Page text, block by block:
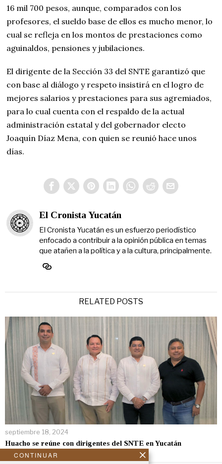
16 mil 700 pesos, aunque, comparados con los
profesores, el sueldo base de ellos es mucho menor, lo
cual se refleja en los montos de prestaciones como
aguinaldos, pensiones y jubilaciones.
El dirigente de la Sección 33 del SNTE garantizó que
con base al diálogo y respeto insistirá en el logro de
mejores salarios y prestaciones para sus agremiados,
para lo cual cuenta con el respaldo de la actual
administración estatal y del gobernador electo
Joaquín Díaz Mena, con quien se reunió hace unos
días.
El Cronista Yucatán
El Cronista Yucatán es un esfuerzo periodístico
enfocado a contribuir a la opinión pública en temas
que atañen a la política y a la cultura, principalmente.
RELATED POSTS
septiembre 18, 2024
Huacho se reúne con dirigentes del SNTE en Yucatán
CONTINUAR